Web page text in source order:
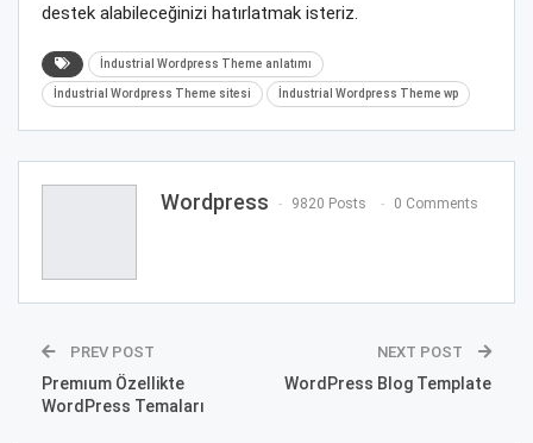
destek alabileceğinizi hatırlatmak isteriz.
İndustrial Wordpress Theme anlatımı
İndustrial Wordpress Theme sitesi İndustrial Wordpress Theme wp
Wordpress 9820 Posts 0 Comments
PREV POST
Premıum Özellikte
WordPress Temaları
NEXT POST
WordPress Blog Template